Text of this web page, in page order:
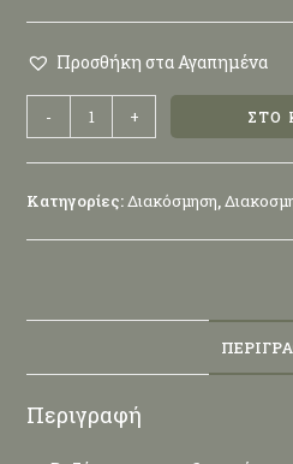
Προσθήκη στα Αγαπημένα
- + ΣΤΟ
Κατηγορίες:Διακόσμηση,
Περιγραφή